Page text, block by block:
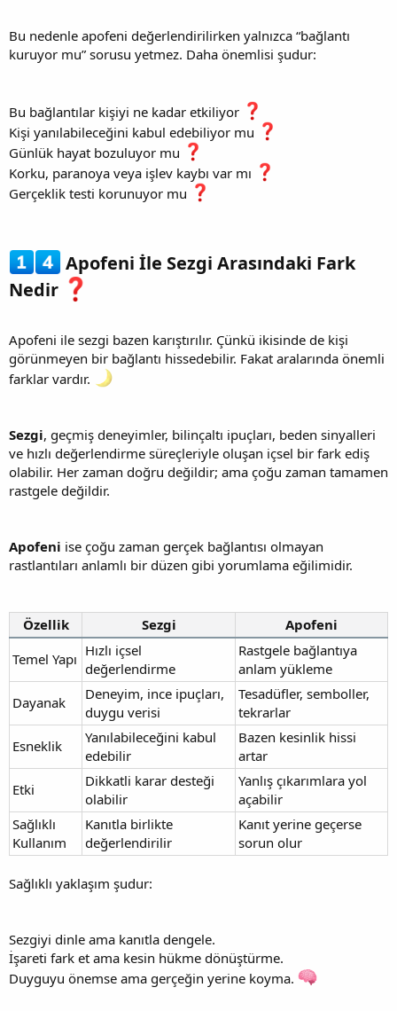
Bu nedenle apofeni değerlendirilirken yalnızca “bağlantı
kuruyor mu” sorusu yetmez. Daha önemlisi şudur:
Bu bağlantılar kişiyi ne kadar etkiliyor
Kişi yanılabileceğini kabul edebiliyor mu
Günlük hayat bozuluyor mu
Korku, paranoya veya işlev kaybı var mı
Gerçeklik testi korunuyor mu
Apofeni İle Sezgi Arasındaki Fark
Nedir
Apofeni ile sezgi bazen karıştırılır. Çünkü ikisinde de kişi
görünmeyen bir bağlantı hissedebilir. Fakat aralarında önemli
farklar vardır.
Sezgi, geçmiş deneyimler, bilinçaltı ipuçları, beden sinyalleri
ve hızlı değerlendirme süreçleriyle oluşan içsel bir fark ediş
olabilir. Her zaman doğru değildir; ama çoğu zaman tamamen
rastgele değildir.
Apofeni ise çoğu zaman gerçek bağlantısı olmayan
rastlantıları anlamlı bir düzen gibi yorumlama eğilimidir.
Özellik Sezgi
Apofeni
Temel Yapı Hızlı içsel
değerlendirme
Rastgele bağlantıya
anlam yükleme
Dayanak
Deneyim, ince ipuçları,
duygu verisi
Tesadüfler, semboller,
tekrarlar
Esneklik
Yanılabileceğini kabul
edebilir
Bazen kesinlik hissi
artar
Etki
Dikkatli karar desteği
olabilir
Yanlış çıkarımlara yol
açabilir
Sağlıklı
Kullanım
Kanıtla birlikte
değerlendirilir
Kanıt yerine geçerse
sorun olur
Sağlıklı yaklaşım şudur:
Sezgiyi dinle ama kanıtla dengele.
İşareti fark et ama kesin hükme dönüştürme.
Duyguyu önemse ama gerçeğin yerine koyma.